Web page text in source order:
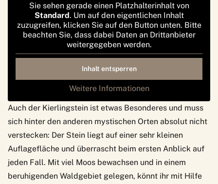
Sie sehen gerade einen Platzhalterinhalt von
Standard. Um auf den eigentlichen Inhalt
zuzugreifen, klicken Sie auf den Button unten. Bitte
beachten Sie, dass dabei Daten an Drittanbieter
weitergegeben werden.
Inhalt entsperren
Weitere Informationen
Auch der Kierlingstein ist etwas Besonderes und muss
sich hinter den anderen mystischen Orten absolut nicht
verstecken: Der Stein liegt auf einer sehr kleinen
Auflagefläche und überrascht beim ersten Anblick auf
jeden Fall. Mit viel Moos bewachsen und in einem
beruhigenden Waldgebiet gelegen, könnt ihr mit Hilfe